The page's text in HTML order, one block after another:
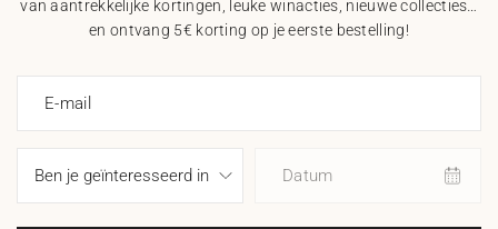
van aantrekkelijke kortingen, leuke winacties, nieuwe collecties…
en ontvang 5€ korting op je eerste bestelling!
E-mail
Datum